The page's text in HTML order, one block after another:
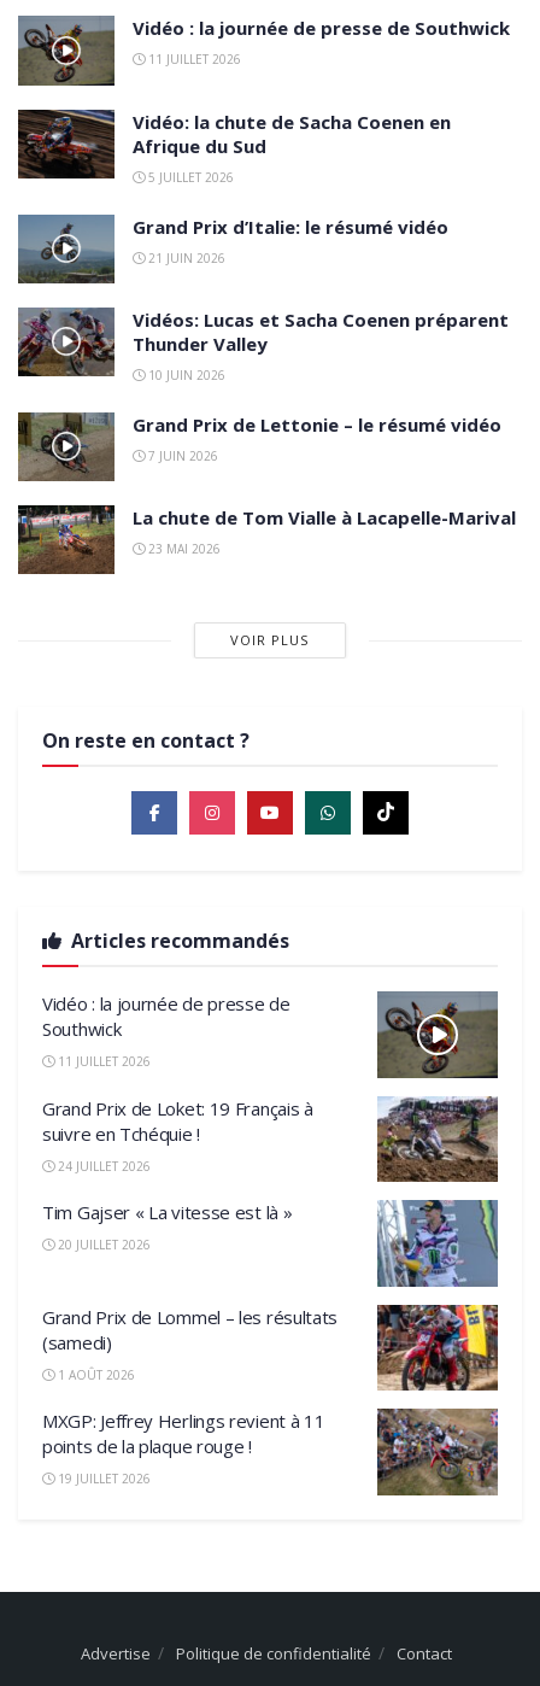
Vidéo : la journée de presse de Southwick
11 JUILLET 2026
Vidéo: la chute de Sacha Coenen en
Afrique du Sud
5 JUILLET 2026
Grand Prix d’Italie: le résumé vidéo
21 JUIN 2026
Vidéos: Lucas et Sacha Coenen préparent
Thunder Valley
10 JUIN 2026
Grand Prix de Lettonie – le résumé vidéo
7 JUIN 2026
La chute de Tom Vialle à Lacapelle-Marival
23 MAI 2026
VOIR PLUS
On reste en contact ?
Articles recommandés
Vidéo : la journée de presse de
Southwick
11 JUILLET 2026
Grand Prix de Loket: 19 Français à
suivre en Tchéquie !
24 JUILLET 2026
Tim Gajser « La vitesse est là »
20 JUILLET 2026
Grand Prix de Lommel – les résultats
(samedi)
1 AOÛT 2026
MXGP: Jeffrey Herlings revient à 11
points de la plaque rouge !
19 JUILLET 2026
Advertise Politique de confidentialité Contact